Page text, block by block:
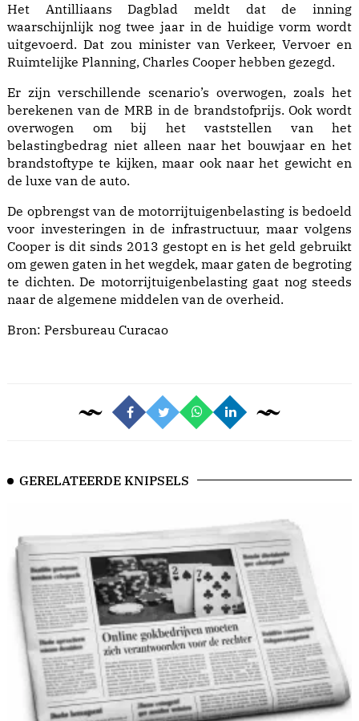
Het Antilliaans Dagblad meldt dat de inning
waarschijnlijk nog twee jaar in de huidige vorm wordt
uitgevoerd. Dat zou minister van Verkeer, Vervoer en
Ruimtelijke Planning, Charles Cooper hebben gezegd.
Er zijn verschillende scenario’s overwogen, zoals het
berekenen van de MRB in de brandstofprijs. Ook wordt
overwogen om bij het vaststellen van het
belastingbedrag niet alleen naar het bouwjaar en het
brandstoftype te kijken, maar ook naar het gewicht en
de luxe van de auto.
De opbrengst van de motorrijtuigenbelasting is bedoeld
voor investeringen in de infrastructuur, maar volgens
Cooper is dit sinds 2013 gestopt en is het geld gebruikt
om gewen gaten in het wegdek, maar gaten de begroting
te dichten. De motorrijtuigenbelasting gaat nog steeds
naar de algemene middelen van de overheid.
Bron: Persbureau Curacao
GERELATEERDE KNIPSELS